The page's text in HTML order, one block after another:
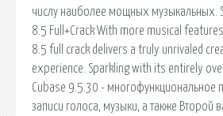
числу наиболее мощных музыкальных.
8.5 Full+Crack With more musical
8.5 full crack delivers a truly unrivaled
experience. Sparkling with its entirely
Cubase 9.5.30 - многофункциональное
записи голоса, музыки, а также Второй